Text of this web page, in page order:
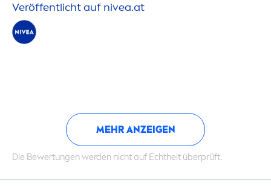
Veröffentlicht auf nivea.at
MEHR ANZEIGEN
Die Bewertungen werden nicht auf Echtheit überprüft.